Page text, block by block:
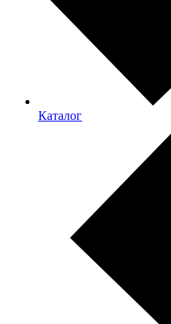
Каталог